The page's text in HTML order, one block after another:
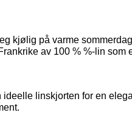
kjølig på varme
av 100 % %-lin som
linskjorten for en